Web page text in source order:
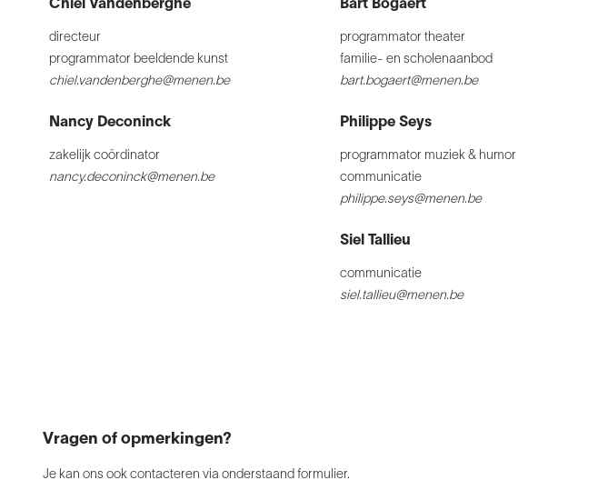
Chiel Vandenberghe
directeur
programmator beeldende kunst
chiel.vandenberghe@menen.be
Nancy Deconinck
zakelijk coördinator
nancy.deconinck@menen.be
Bart Bogaert
programmator theater
familie- en scholenaanbod
bart.bogaert@menen.be
Philippe Seys
programmator muziek & humor
communicatie
philippe.seys@menen.be
Siel Tallieu
communicatie
siel.tallieu@menen.be
Vragen of opmerkingen?
Je kan ons ook contacteren via onderstaand formulier.